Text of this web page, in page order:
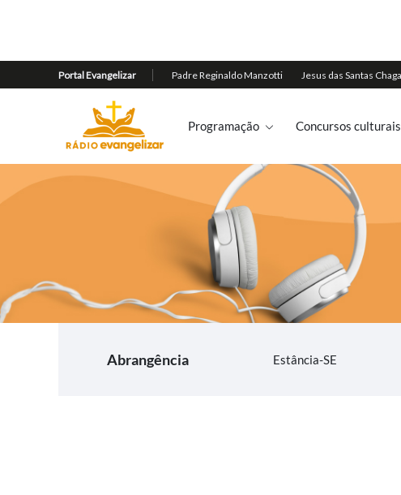
Programação Concursos culturais
Abrangência Estância-SE